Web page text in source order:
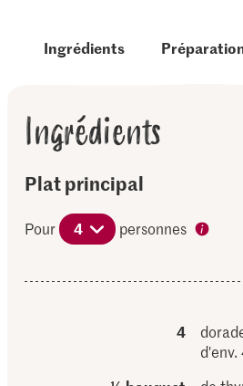
Ingrédients
Ingrédients
Plat principal
Pour 4 personnes
4